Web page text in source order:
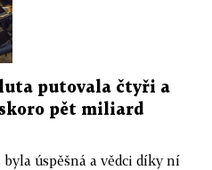
putovala čtyři a
pět miliard
úspěšná a vědci díky ní